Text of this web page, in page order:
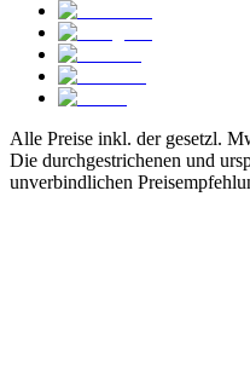
Alle Preise inkl. der gesetzl.
Die durchgestrichenen und
unverbindlichen